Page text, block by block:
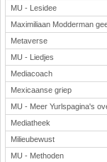
MU - Lesidee
Maximiliaan Modderman
Metaverse
MU - Liedjes
Mediacoach
Mexicaanse griep
MU - Meer Yurlspagina's
Mediatheek
Milieubewust
MU - Methoden